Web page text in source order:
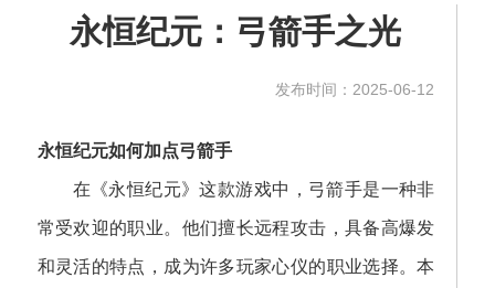
永恒纪元：弓箭手之光
发布时间：2025-06-12
永恒纪元如何加点弓箭手
在《永恒纪元》这款游戏中，弓箭手是一种非
常受欢迎的职业。他们擅长远程攻击，具备高爆发
和灵活的特点，成为许多玩家心仪的职业选择。本